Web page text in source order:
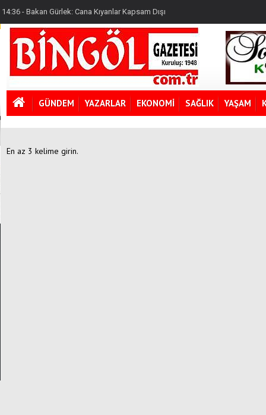
14:36 - Bakan Gürlek: Cana Kıyanlar Kapsam Dışı
14:41 - Alzheimer Hastaları Takip Edilecek
GÜNDEM YAZARLAR EKONOMİ SAĞLIK YAŞAM
En az 3 kelime girin.